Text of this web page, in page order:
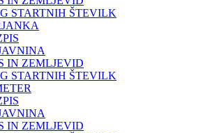
STARTNIH ŠTEVILK
IN ZEMLJEVID
STARTNIH ŠTEVILK
IN ZEMLJEVID